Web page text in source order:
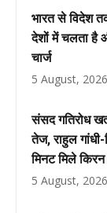
भारत से विदेश
देशों में चलता है
चार्ज
5 August, 2026
संसद गतिरोध
तेज, राहुल
मिनट मिले किरन
5 August, 2026